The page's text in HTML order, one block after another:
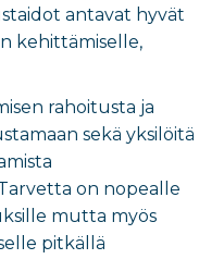
antavat hyvät
kehittämiselle,
rahoitusta ja
sekä yksilöitä
on nopealle
mutta myös
pitkällä